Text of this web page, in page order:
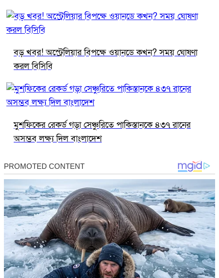
বড় খবর! অস্ট্রেলিয়ার বিপক্ষে ওয়ানডে কখন? সময় ঘোষণা
করল বিসিবি
মুশফিকের রেকর্ড গড়া সেঞ্চুরিতে পাকিস্তানকে ৪৩৭ রানের
অসম্ভব লক্ষ্য দিল বাংলাদেশ